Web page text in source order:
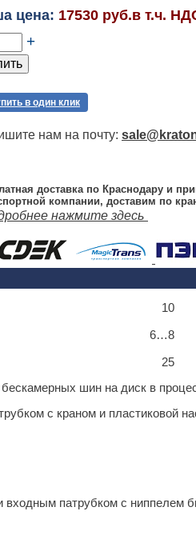
цена: 17530 руб.в т.ч.
+
в один клик
нам на почту:
доставка по Краснодару и
компании, доставим по
нажмите здесь
10
6…8
25
шин на диск в
с краном и пластиковой
патрубком с ниппелем